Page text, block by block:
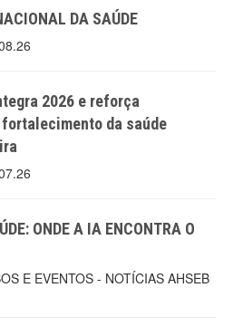
DA SAÚDE
2026 e reforça
da saúde
ONDE A IA ENCONTRA O
E EVENTOS - NOTÍCIAS AHSEB